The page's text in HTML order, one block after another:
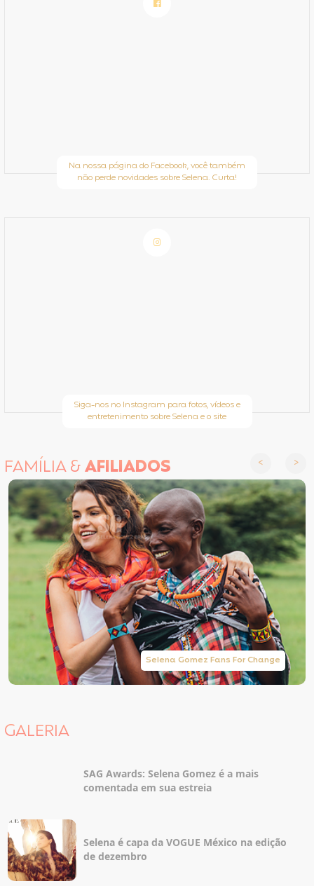
Na nossa página do Facebook, você também
não perde novidades sobre Selena. Curta!
Siga-nos no Instagram para fotos, vídeos e
entretenimento sobre Selena e o site
FAMÍLIA &AFILIADOS
Selena Gomez Fans For Change
GALERIA
SAG Awards: Selena Gomez é a mais
comentada em sua estreia
Selena é capa da VOGUE México na edição
de dezembro